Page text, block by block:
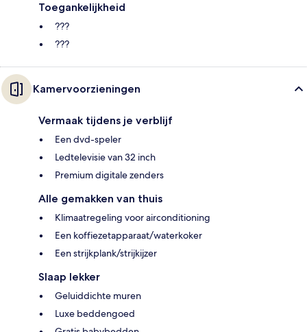
Toegankelijkheid
???
???
Kamervoorzieningen
Vermaak tijdens je verblijf
Een dvd-speler
Ledtelevisie van 32 inch
Premium digitale zenders
Alle gemakken van thuis
Klimaatregeling voor airconditioning
Een koffiezetapparaat/waterkoker
Een strijkplank/strijkijzer
Slaap lekker
Geluiddichte muren
Luxe beddengoed